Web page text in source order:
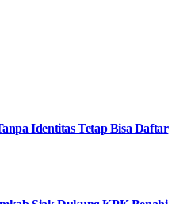
Identitas Tetap Bisa Daftar